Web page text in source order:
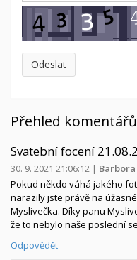
Přehled komentářů
Svatební focení
30. 9. 2021 21:06:12 | Barbora
Pokud někdo váhá jakého
narazily jste právě na
Myslivečka. Díky panu
že to nebylo naše poslední
Odpovědět